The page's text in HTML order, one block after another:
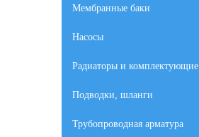
Мембранные баки
Насосы
Радиаторы и комплектующие
Подводки, шланги
Трубопроводная арматура